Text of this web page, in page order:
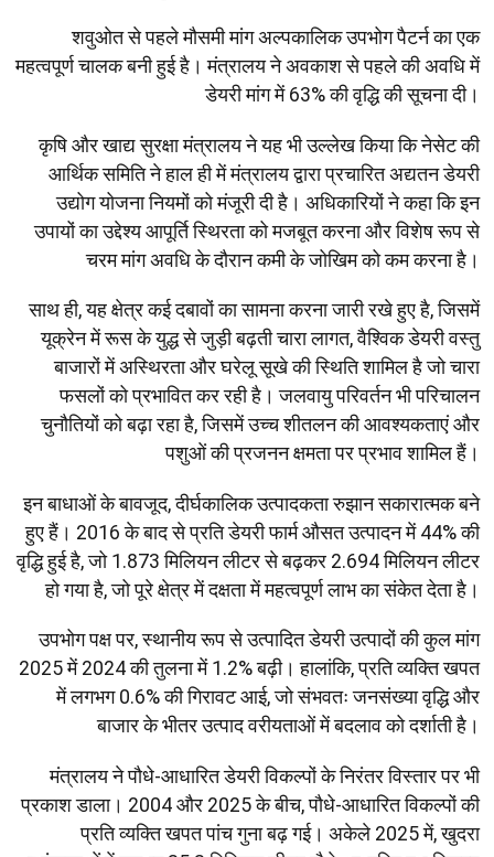
शवुओत से पहले मौसमी मांग अल्पकालिक उपभोग पैटर्न का एक
महत्वपूर्ण चालक बनी हुई है। मंत्रालय ने अवकाश से पहले की अवधि में
डेयरी मांग में 63% की वृद्धि की सूचना दी।
कृषि और खाद्य सुरक्षा मंत्रालय ने यह भी उल्लेख किया कि नेसेट की
आर्थिक समिति ने हाल ही में मंत्रालय द्वारा प्रचारित अद्यतन डेयरी
उद्योग योजना नियमों को मंजूरी दी है। अधिकारियों ने कहा कि इन
उपायों का उद्देश्य आपूर्ति स्थिरता को मजबूत करना और विशेष रूप से
चरम मांग अवधि के दौरान कमी के जोखिम को कम करना है।
साथ ही, यह क्षेत्र कई दबावों का सामना करना जारी रखे हुए है, जिसमें
यूक्रेन में रूस के युद्ध से जुड़ी बढ़ती चारा लागत, वैश्विक डेयरी वस्तु
बाजारों में अस्थिरता और घरेलू सूखे की स्थिति शामिल है जो चारा
फसलों को प्रभावित कर रही है। जलवायु परिवर्तन भी परिचालन
चुनौतियों को बढ़ा रहा है, जिसमें उच्च शीतलन की आवश्यकताएं और
पशुओं की प्रजनन क्षमता पर प्रभाव शामिल हैं।
इन बाधाओं के बावजूद, दीर्घकालिक उत्पादकता रुझान सकारात्मक बने
हुए हैं। 2016 के बाद से प्रति डेयरी फार्म औसत उत्पादन में 44% की
वृद्धि हुई है, जो 1.873 मिलियन लीटर से बढ़कर 2.694 मिलियन लीटर
हो गया है, जो पूरे क्षेत्र में दक्षता में महत्वपूर्ण लाभ का संकेत देता है।
उपभोग पक्ष पर, स्थानीय रूप से उत्पादित डेयरी उत्पादों की कुल मांग
2025 में 2024 की तुलना में 1.2% बढ़ी। हालांकि, प्रति व्यक्ति खपत
में लगभग 0.6% की गिरावट आई, जो संभवतः जनसंख्या वृद्धि और
बाजार के भीतर उत्पाद वरीयताओं में बदलाव को दर्शाती है।
मंत्रालय ने पौधे-आधारित डेयरी विकल्पों के निरंतर विस्तार पर भी
प्रकाश डाला। 2004 और 2025 के बीच, पौधे-आधारित विकल्पों की
प्रति व्यक्ति खपत पांच गुना बढ़ गई। अकेले 2025 में, खुदरा